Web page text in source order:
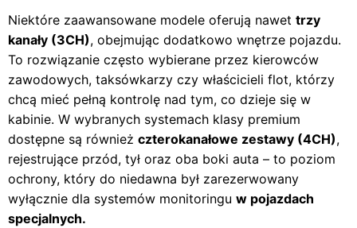
Niektóre zaawansowane modele oferują nawet trzy
kanały (3CH), obejmując dodatkowo wnętrze pojazdu.
To rozwiązanie często wybierane przez kierowców
zawodowych, taksówkarzy czy właścicieli flot, którzy
chcą mieć pełną kontrolę nad tym, co dzieje się w
kabinie. W wybranych systemach klasy premium
dostępne są również czterokanałowe zestawy (4CH),
rejestrujące przód, tył oraz oba boki auta – to poziom
ochrony, który do niedawna był zarezerwowany
wyłącznie dla systemów monitoringu w pojazdach
specjalnych.